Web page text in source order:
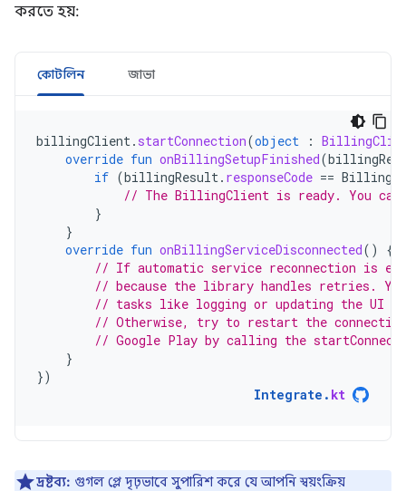
করতে হয়:
কোটলিন জাভা
billingClient. startConnection(object :
override fun onBillingSetupFinished(
if (billingResult. responseCode ==
// The BillingClient is ready. You can
}
}
override fun onBillingServiceDisconnected()
{
// If automatic service reconnection is
// because the library handles retries.
// tasks like logging or updating the UI
// Otherwise, try to restart the
// Google Play by calling the
}
})
Integrate . kt
দ্রষ্টব্য: গুগল প্লে দৃঢ়ভাবে সুপারিশ করে যে আপনি স্বয়ংক্রিয়